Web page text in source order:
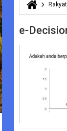
Anda diRakyat
e-